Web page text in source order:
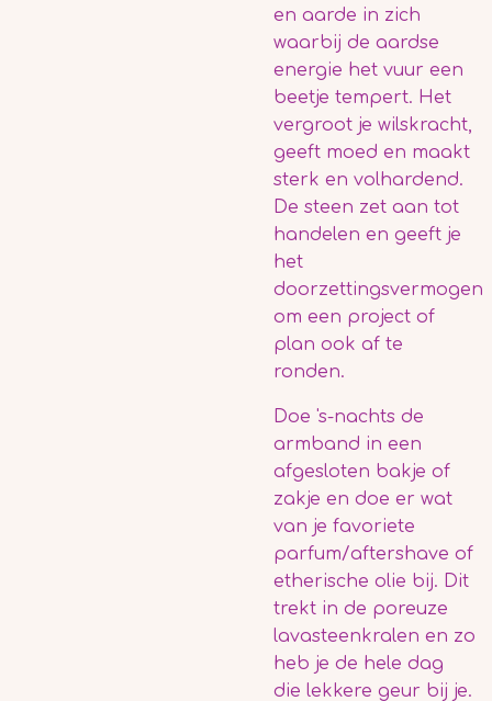
en aarde in zich
waarbij de aardse
energie het vuur een
beetje tempert. Het
vergroot je wilskracht,
geeft moed en maakt
sterk en volhardend.
De steen zet aan tot
handelen en geeft je
het
doorzettingsvermogen
om een project of
plan ook af te
ronden.
Doe 's-nachts de
armband in een
afgesloten bakje of
zakje en doe er wat
van je favoriete
parfum/aftershave of
etherische olie bij. Dit
trekt in de poreuze
lavasteenkralen en zo
heb je de hele dag
die lekkere geur bij je.